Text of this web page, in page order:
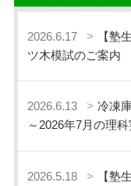
2026.6.17
【塾
ツ木模試のご案内
2026.6.13
冷凍
～2026年7月の理
2026.5.18
【塾